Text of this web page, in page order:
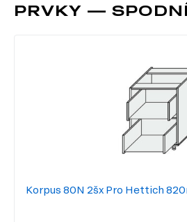
PRVKY —
Korpus 80N 2šx Pro Hettich